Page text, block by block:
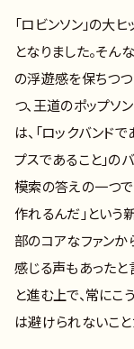
「ロビンソン」の大
となりました。そん
の浮遊感を保ちつつ
つ、王道のポップソ
は、「ロックバンド
プスであること」の
模索の答えの一つで
作れるんだ」という
部のコアなファンか
感じる声もあったと
と進む上で、常にこ
は避けられないこと